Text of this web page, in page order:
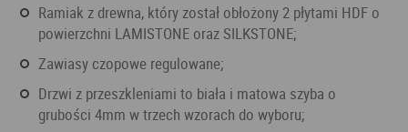
ramiak z drewna, który został obłożony 2 płytami HDF o
powierzchni LAMISTONE oraz SILKSTONE;
zawiasy czopowe regulowane;
drzwi z przeszkleniami to biała i matowa szyba o
grubości 4mm w trzech wzorach do wyboru;